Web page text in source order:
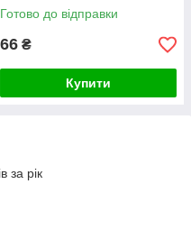
Готово до відправки
66 ₴
Купити
за рік